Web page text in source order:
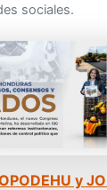
sociales.
y